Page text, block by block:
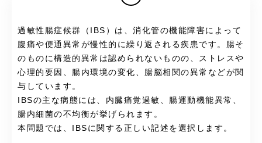
過敏性腸症候群（IBS）は、消化管の機能障害によって
腹痛や便通異常が慢性的に繰り返される疾患です。腸そ
のものに構造的異常は認められないものの、ストレスや
心理的要因、腸内環境の変化、腸脳相関の異常などが関
与しています。
IBSの主な病態には、内臓痛覚過敏、腸運動機能異常、
腸内細菌の不均衡が挙げられます。
本問題では、IBSに関する正しい記述を選択します。